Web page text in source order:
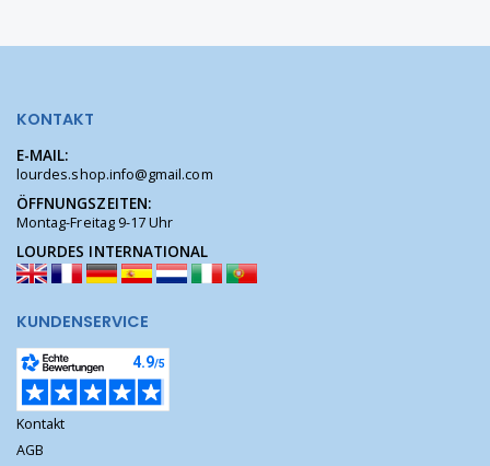
KONTAKT
E-MAIL:
lourdes.shop.info@gmail.com
ÖFFNUNGSZEITEN:
Montag-Freitag 9-17 Uhr
LOURDES INTERNATIONAL
KUNDENSERVICE
Kontakt
AGB